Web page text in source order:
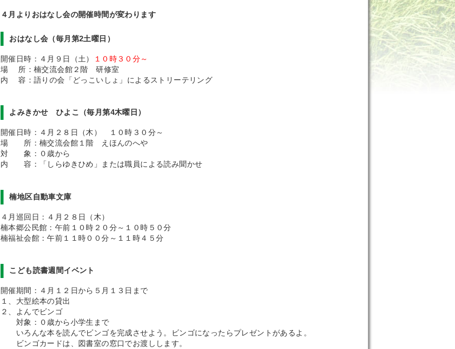
４月よりおはなし会の開催時間が変わります
おはなし会（毎月第2土曜日）
開催日時：４月９日（土）
１０時３０分～
場 所：楠交流会館２階 研修室
内 容：語りの会「どっこいしょ」によるストリーテリング
よみきかせ ひよこ（毎月第4木曜日）
開催日時：４月２８日（木） １０時３０分～
場 所：楠交流会館１階 えほんのへや
対 象：０歳から
内 容：「しらゆきひめ」または職員による読み聞かせ
楠地区自動車文庫
４月巡回日：４月２８日（木）
楠本郷公民館：午前１０時２０分～１０時５０分
楠福祉会館：午前１１時００分～１１時４５分
こども読書週間イベント
開催期間：４月１２日から５月１３日まで
１、大型絵本の貸出
２、よんでビンゴ
対象：０歳から小学生まで
いろんな本を読んでビンゴを完成させよう。ビンゴになったらプレゼントがあるよ。
ビンゴカードは、図書室の窓口でお渡しします。